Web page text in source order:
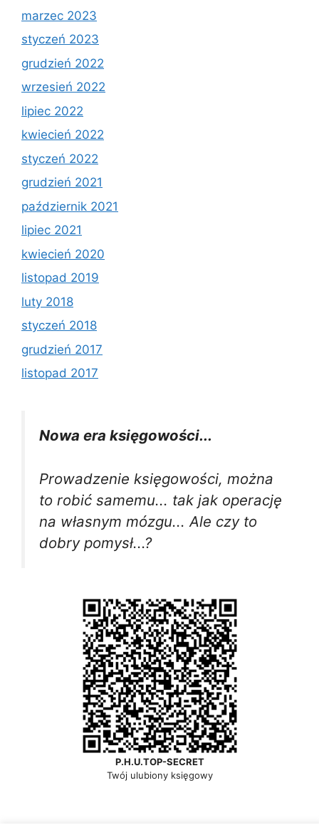
marzec 2023
styczeń 2023
grudzień 2022
wrzesień 2022
lipiec 2022
kwiecień 2022
styczeń 2022
grudzień 2021
październik 2021
lipiec 2021
kwiecień 2020
listopad 2019
luty 2018
styczeń 2018
grudzień 2017
listopad 2017
Nowa era księgowości...
Prowadzenie księgowości, można
to robić samemu... tak jak operację
na własnym mózgu... Ale czy to
dobry pomysł...?
P.H.U.TOP-SECRET
Twój ulubiony księgowy